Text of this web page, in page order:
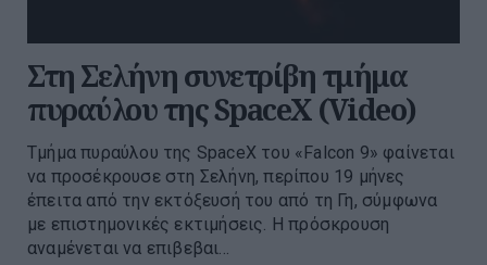
Στη Σελήνη συνετρίβη τμήμα
πυραύλου της SpaceX (Video)
Τμήμα πυραύλου της SpaceX του «Falcon 9» φαίνεται
να προσέκρουσε στη Σελήνη, περίπου 19 μήνες
έπειτα από την εκτόξευσή του από τη Γη, σύμφωνα
με επιστημονικές εκτιμήσεις. Η πρόσκρουση
αναμένεται να επιβεβαι...